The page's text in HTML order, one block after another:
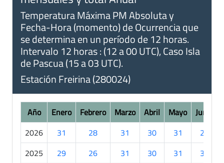
Temperatura Máxima PM Absoluta y
Fecha-Hora (momento) de Ocurrencia que
se determina en un período de 12 horas.
Intervalo 12 horas : (12 a 00 UTC), Caso Isla
de Pascua (15 a 03 UTC).
Estación Freirina (280024)
Año Enero Febrero Marzo Abril Mayo Junio
2026
31 28 31 30 31
21
2025
29 26 31 30 31
30